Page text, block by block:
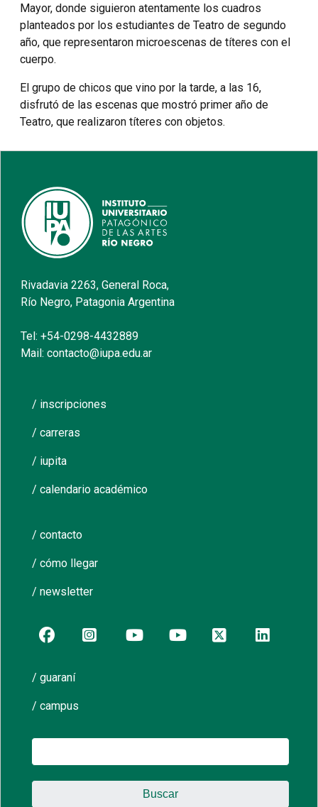
Mayor, donde siguieron atentamente los cuadros
planteados por los estudiantes de Teatro de segundo
año, que representaron microescenas de títeres con el
cuerpo.
El grupo de chicos que vino por la tarde, a las 16,
disfrutó de las escenas que mostró primer año de
Teatro, que realizaron títeres con objetos.
Rivadavia 2263, General Roca,
Río Negro, Patagonia Argentina
Tel: +54-0298-4432889
Mail: contacto@iupa.edu.ar
/ inscripciones
/ carreras
/ iupita
/ calendario académico
/ contacto
/ cómo llegar
/ newsletter
/ guaraní
/ campus
Buscar: